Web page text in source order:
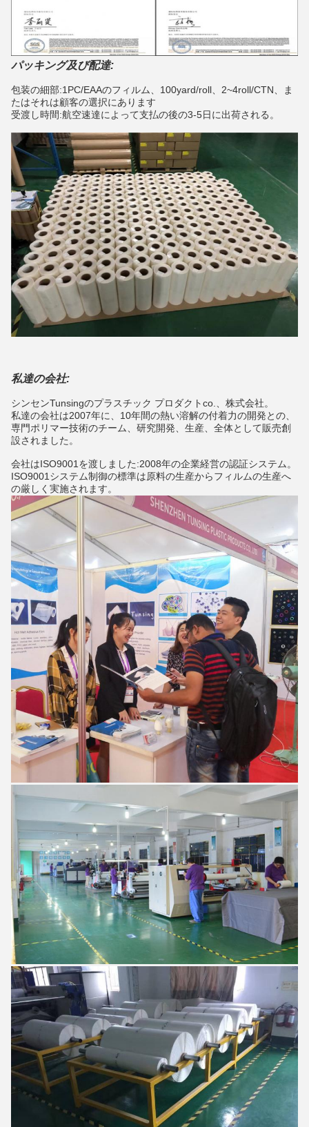
パッキング及び配達:
包装の細部:1PC/EAAのフィルム、100yard/roll、2~4roll/CTN、ま
たはそれは顧客の選択にあります
受渡し時間:航空速達によって支払の後の3-5日に出荷される。
私達の会社:
シンセンTunsingのプラスチック プロダクトco.、株式会社。
私達の会社は2007年に、10年間の熱い溶解の付着力の開発との、
専門ポリマー技術のチーム、研究開発、生産、全体として販売創
設されました。
会社はISO9001を渡しました:2008年の企業経営の認証システム。
ISO9001システム制御の標準は原料の生産からフィルムの生産へ
の厳しく実施されます。